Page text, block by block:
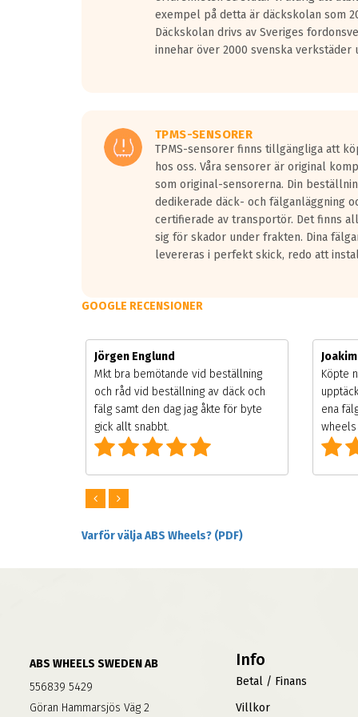
Vid körning i över 50km/h brukar
På däckmärkningen kommer det finnas en
medans de vita vågorna påvisar om det är ett tyst
Ett däck med tre svarta vågor uppnår de
exempel på detta är däckskolan som
Däckskolan drivs av Sveriges
innehar över 2000 svenska verkstäder
TPMS-SENSORER
TPMS-sensorer finns tillgängliga att
hos oss. Våra sensorer är original
som original-sensorerna. Din
dedikerade däck- och fälganläggning
certifierade av transportör. Det finns
sig för skador under frakten. Dina
levereras i perfekt skick, redo att
GOOGLE RECENSIONER
Jörgen Englund
Mkt bra bemötande vid beställning
och råd vid beställning av däck och
fälg samt den dag jag åkte för byte
gick allt snabbt.
Köpte
ena
Varför välja ABS Wheels? (PDF)
ABS WHEELS SWEDEN AB
556839 5429
Göran Hammarsjös Väg 2
Info
Betal / Finans
Villkor